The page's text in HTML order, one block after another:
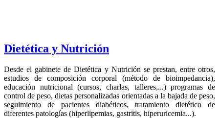
Dietética y Nutrición
Desde el gabinete de Dietética y Nutrición se prestan, entre otros,
estudios de composición corporal (método de bioimpedancia),
educación nutricional (cursos, charlas, talleres,...) programas de
control de peso, dietas personalizadas orientadas a la bajada de peso,
seguimiento de pacientes diabéticos, tratamiento dietético de
diferentes patologías (hiperlipemias, gastritis, hiperuricemia...).